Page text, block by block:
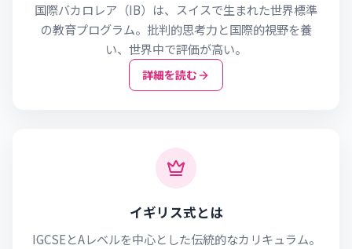
国際バカロレア（IB）は、スイスで生まれた世界標準
の教育プログラム。批判的思考力と国際的視野を養
い、世界中で評価が高い。
詳細を読む
イギリス式とは
IGCSEとAレベルを中心とした伝統的なカリキュラム。